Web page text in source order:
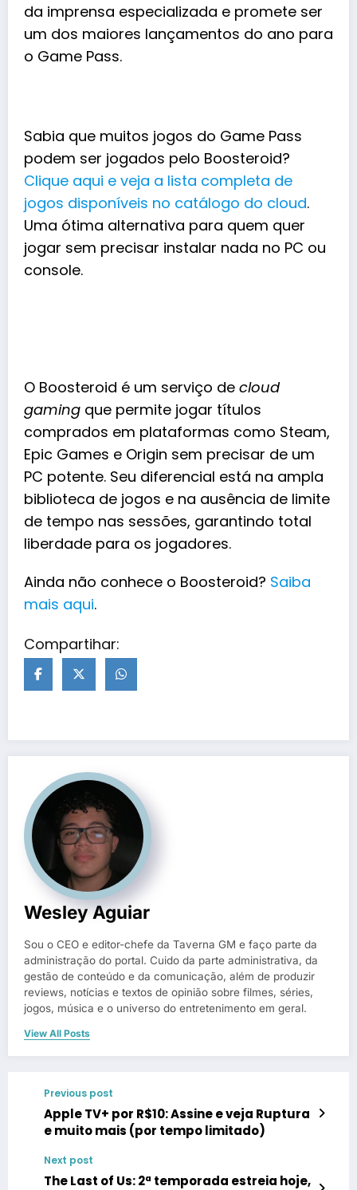
da imprensa especializada e promete ser
um dos maiores lançamentos do ano para
o Game Pass.
Sabia que muitos jogos do Game Pass
podem ser jogados pelo Boosteroid?
Clique aqui e veja a lista completa de
jogos disponíveis no catálogo do cloud.
Uma ótima alternativa para quem quer
jogar sem precisar instalar nada no PC ou
console.
O Boosteroid é um serviço de cloud
gaming que permite jogar títulos
comprados em plataformas como Steam,
Epic Games e Origin sem precisar de um
PC potente. Seu diferencial está na ampla
biblioteca de jogos e na ausência de limite
de tempo nas sessões, garantindo total
liberdade para os jogadores.
Ainda não conhece o Boosteroid? Saiba
mais aqui.
Compartihar:
Wesley Aguiar
Sou o CEO e editor-chefe da Taverna GM e faço parte da
administração do portal. Cuido da parte administrativa, da
gestão de conteúdo e da comunicação, além de produzir
reviews, notícias e textos de opinião sobre filmes, séries,
jogos, música e o universo do entretenimento em geral.
View All Posts
Previous post
Apple TV+ por R$10: Assine e veja Ruptura
e muito mais (por tempo limitado)
Next post
The Last of Us: 2ª temporada estreia hoje,